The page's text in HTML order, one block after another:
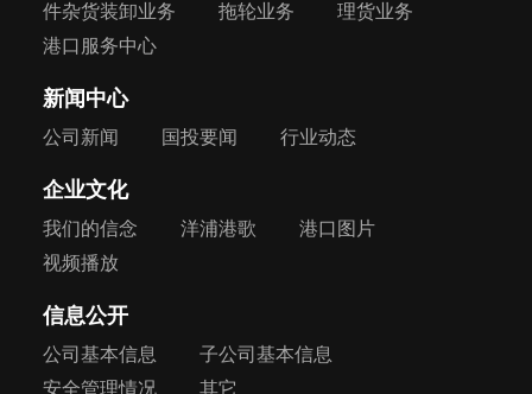
件杂货装卸业务
拖轮业务
理货业务
港口服务中心
新闻中心
公司新闻 国投要闻 行业动态
企业文化
我们的信念 洋浦港歌
港口图片
视频播放
信息公开
公司基本信息
子公司基本信息
安全管理情况
其它